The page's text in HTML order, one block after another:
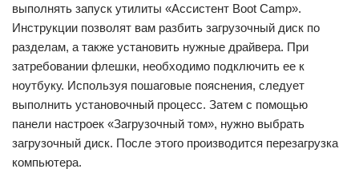
выполнять запуск утилиты «Ассистент Boot Camp».
Инструкции позволят вам разбить загрузочный диск по
разделам, а также установить нужные драйвера. При
затребовании флешки, необходимо подключить ее к
ноутбуку. Используя пошаговые пояснения, следует
выполнить установочный процесс. Затем с помощью
панели настроек «Загрузочный том», нужно выбрать
загрузочный диск. После этого производится перезагрузка
компьютера.